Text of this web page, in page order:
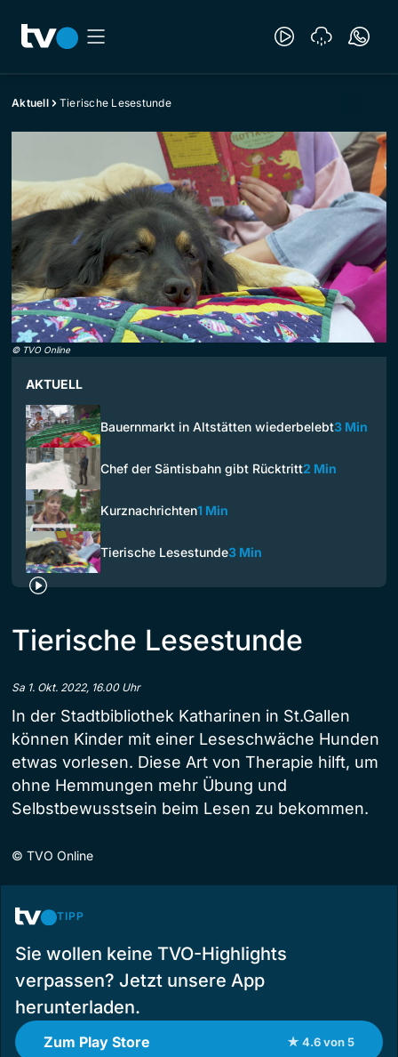
Aktuell Tierische Lesestunde
© TVO Online
AKTUELL
Bauernmarkt in Altstätten wiederbelebt3 Min
Chef der Säntisbahn gibt Rücktritt2 Min
Kurznachrichten1 Min
Tierische Lesestunde3 Min
Tierische Lesestunde
Sa 1. Okt. 2022, 16.00 Uhr
In der Stadtbibliothek Katharinen in St.Gallen
können Kinder mit einer Leseschwäche Hunden
etwas vorlesen. Diese Art von Therapie hilft, um
ohne Hemmungen mehr Übung und
Selbstbewusstsein beim Lesen zu bekommen.
© TVO Online
TIPP
Sie wollen keine TVO-Highlights
verpassen? Jetzt unsere App
herunterladen.
Zum Play Store ★ 4.6 von 5